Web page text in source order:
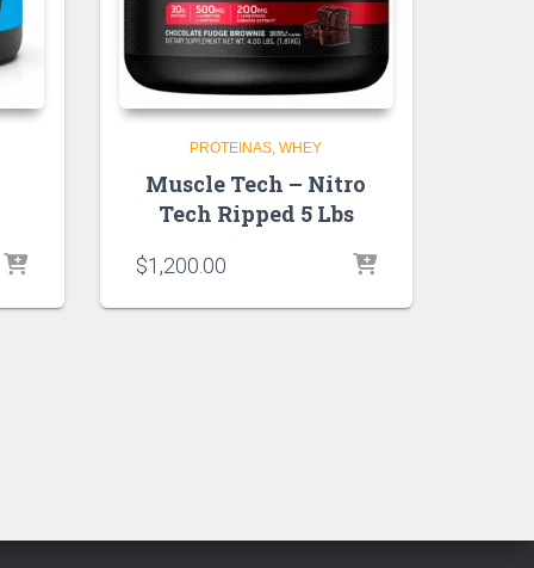
PROTEINAS WHEY
Muscle Tech – Nitro
Tech Ripped 5 Lbs
$1,200.00